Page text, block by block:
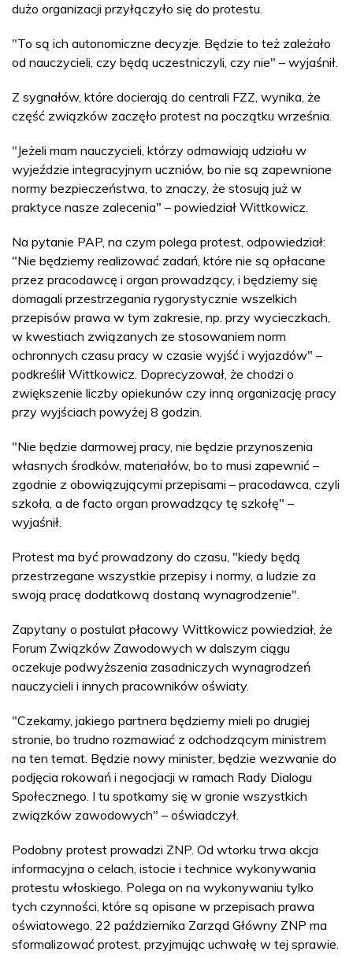
dużo organizacji przyłączyło się do protestu.
"To są ich autonomiczne decyzje. Będzie to też zależało
od nauczycieli, czy będą uczestniczyli, czy nie" – wyjaśnił.
Z sygnałów, które docierają do centrali FZZ, wynika, że
część związków zaczęło protest na początku września.
"Jeżeli mam nauczycieli, którzy odmawiają udziału w
wyjeździe integracyjnym uczniów, bo nie są zapewnione
normy bezpieczeństwa, to znaczy, że stosują już w
praktyce nasze zalecenia" – powiedział Wittkowicz.
Na pytanie PAP, na czym polega protest, odpowiedział:
"Nie będziemy realizować zadań, które nie są opłacane
przez pracodawcę i organ prowadzący, i będziemy się
domagali przestrzegania rygorystycznie wszelkich
przepisów prawa w tym zakresie, np. przy wycieczkach,
w kwestiach związanych ze stosowaniem norm
ochronnych czasu pracy w czasie wyjść i wyjazdów" –
podkreślił Wittkowicz. Doprecyzował, że chodzi o
zwiększenie liczby opiekunów czy inną organizację pracy
przy wyjściach powyżej 8 godzin.
"Nie będzie darmowej pracy, nie będzie przynoszenia
własnych środków, materiałów, bo to musi zapewnić –
zgodnie z obowiązującymi przepisami – pracodawca, czyli
szkoła, a de facto organ prowadzący tę szkołę" –
wyjaśnił.
Protest ma być prowadzony do czasu, "kiedy będą
przestrzegane wszystkie przepisy i normy, a ludzie za
swoją pracę dodatkową dostaną wynagrodzenie".
Zapytany o postulat płacowy Wittkowicz powiedział, że
Forum Związków Zawodowych w dalszym ciągu
oczekuje podwyższenia zasadniczych wynagrodzeń
nauczycieli i innych pracowników oświaty.
"Czekamy, jakiego partnera będziemy mieli po drugiej
stronie, bo trudno rozmawiać z odchodzącym ministrem
na ten temat. Będzie nowy minister, będzie wezwanie do
podjęcia rokowań i negocjacji w ramach Rady Dialogu
Społecznego. I tu spotkamy się w gronie wszystkich
związków zawodowych" – oświadczył.
Podobny protest prowadzi ZNP. Od wtorku trwa akcja
informacyjna o celach, istocie i technice wykonywania
protestu włoskiego. Polega on na wykonywaniu tylko
tych czynności, które są opisane w przepisach prawa
oświatowego. 22 października Zarząd Główny ZNP ma
sformalizować protest, przyjmując uchwałę w tej sprawie.